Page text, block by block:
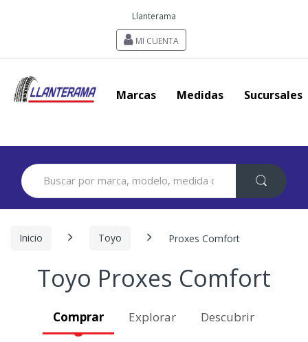
Llanterama
MI CUENTA
Marcas Medidas Sucursales
Search
for:
Inicio Toyo Proxes Comfort
Toyo Proxes Comfort
Comprar Explorar Descubrir